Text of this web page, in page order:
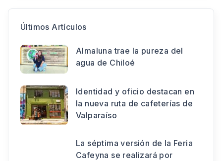
Últimos Artículos
Almaluna trae la pureza del
agua de Chiloé
Identidad y oficio destacan en
la nueva ruta de cafeterías de
Valparaíso
La séptima versión de la Feria
Cafeyna se realizará por